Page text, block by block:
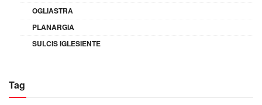
OGLIASTRA
PLANARGIA
SULCIS IGLESIENTE
Tag